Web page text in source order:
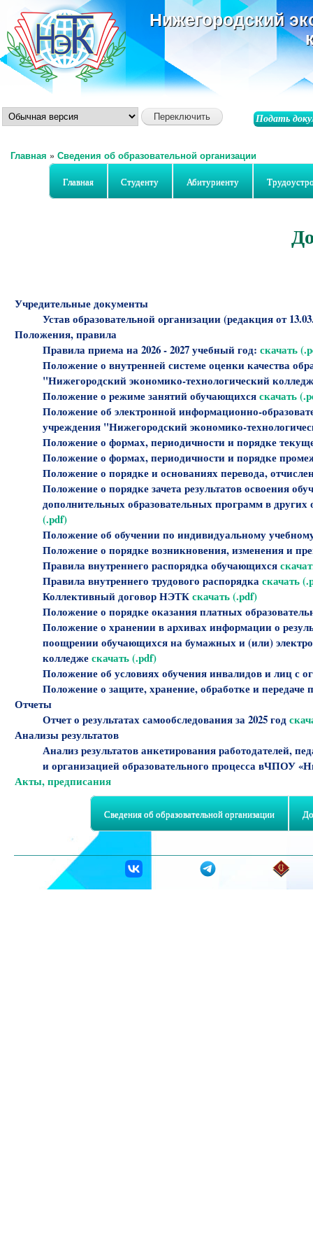
Нижегородский
Подать
Главная » Сведения об образовательной организации
Главная Студенту Абитуриенту
Учредительные документы
Устав образовательной организации (редакция от
Положения, правила
Правила приема на 2026 - 2027 учебный год: скачать
Положение о внутренней системе оценки качества
"Нижегородский экономико-технологический
Положение о режиме занятий обучающихсяскачать
Положение об электронной информационно-
учреждения "Нижегородский экономико-
Положение о формах, периодичности и порядке
Положение о формах, периодичности и порядке
Положение о порядке и основаниях перевода,
Положение о порядке зачета результатов освоения
дополнительных образовательных программ в
(.pdf)
Положение об обучении по индивидуальному
Положение о порядке возникновения, изменения и
Правила внутреннего распорядка обучающихся
Правила внутреннего трудового распорядкаскачать
Коллективный договор НЭТКскачать (.pdf)
Положение о порядке оказания платных
Положение о хранении в архивах информации о
поощрении обучающихся на бумажных и (или)
колледжескачать (.pdf)
Положение об условиях обучения инвалидов и лиц с
Положение о защите, хранение, обработке и
Отчеты
Отчет о результатах самообследования за 2025 год
Анализы результатов
Анализ результатов анкетирования работодателей,
и организацией образовательного процесса вЧПОУ
Акты, предписания
Сведения об образовательной организации